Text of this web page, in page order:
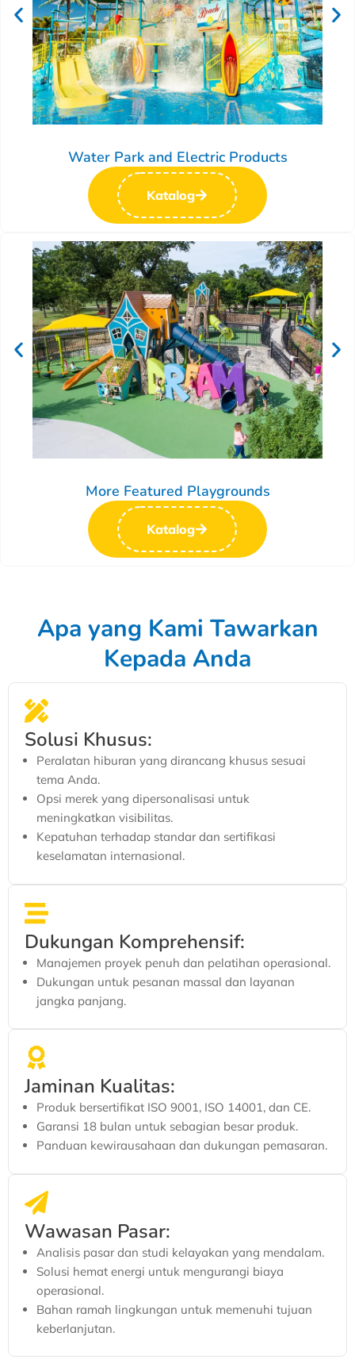
Water Park and Electric Products
Katalog
More Featured Playgrounds
Katalog
Apa yang Kami Tawarkan
Kepada Anda
Solusi Khusus:
Peralatan hiburan yang dirancang khusus sesuai
tema Anda.
Opsi merek yang dipersonalisasi untuk
meningkatkan visibilitas.
Kepatuhan terhadap standar dan sertifikasi
keselamatan internasional.
Dukungan Komprehensif:
Manajemen proyek penuh dan pelatihan operasional.
Dukungan untuk pesanan massal dan layanan
jangka panjang.
Jaminan Kualitas:
Produk bersertifikat ISO 9001, ISO 14001, dan CE.
Garansi 18 bulan untuk sebagian besar produk.
Panduan kewirausahaan dan dukungan pemasaran.
Wawasan Pasar:
Analisis pasar dan studi kelayakan yang mendalam.
Solusi hemat energi untuk mengurangi biaya
operasional.
Bahan ramah lingkungan untuk memenuhi tujuan
keberlanjutan.